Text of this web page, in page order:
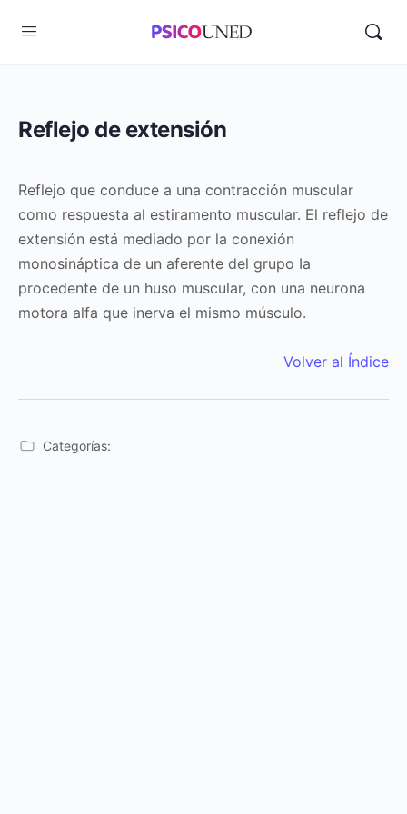
Reflejo de extensión
Reflejo que conduce a una contracción muscular
como respuesta al estiramento muscular. El reflejo de
extensión está mediado por la conexión
monosináptica de un aferente del grupo Ia
procedente de un huso muscular, con una neurona
motora alfa que inerva el mismo músculo.
Volver al Índice
Categorías: